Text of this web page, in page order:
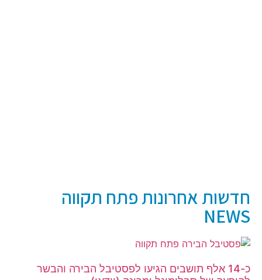
חדשות אחרונות פתח תקווה
NEWS
כ-14 אלף תושבים הגיעו לפסטיבל הבירה והבשר